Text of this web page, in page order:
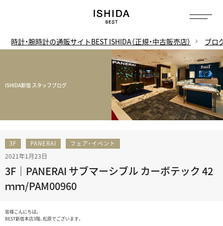
時計・腕時計の通販サイトBEST ISHIDA（正規・中古販売店） ブロ
ISHIDA新宿 スタッフブログ
3F PANERAI フェア・イベント
2021年1月23日
3F｜PANERAI サブマーシブル カーボテック 42
ｍｍ/PAM00960
皆様こんにちは。
BEST新宿本店3階、松原でございます。